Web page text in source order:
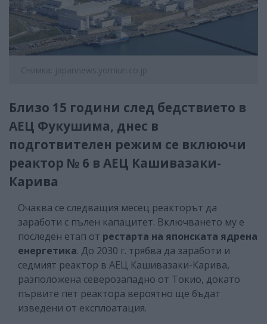
Снимка: japannews.yomiuri.co.jp
Близо 15 години след бедствието в
АЕЦ Фукушима, днес в
подготвителен режим се вклюючи
реактор № 6 в АЕЦ Кашивазаки-
Карива
Очаква се следващия месец реакторът да
заработи с пълен капацитет. Включването му е
последен етап от рестарта на японската ядрена
енергетика. До 2030 г. трябва да заработи и
седмият реактор в АЕЦ Кашивазаки-Карива,
разположена северозападно от Токио, докато
първите пет реактора вероятно ще бъдат
изведени от експлоатация.